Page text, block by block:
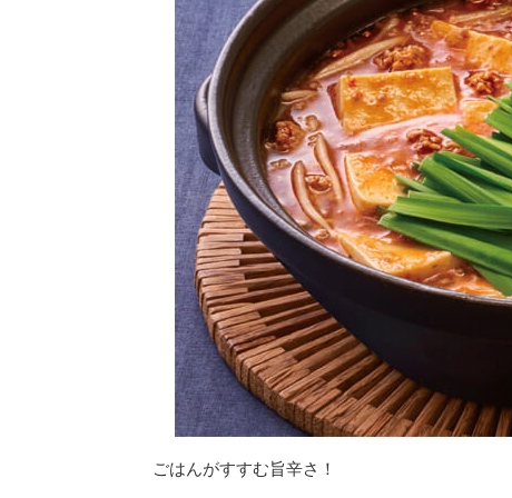
ごはんがすすむ旨辛さ！